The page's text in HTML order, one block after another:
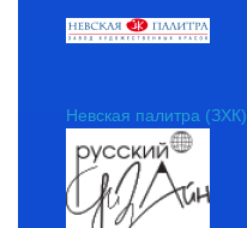
Невская палитра (ЗХК)